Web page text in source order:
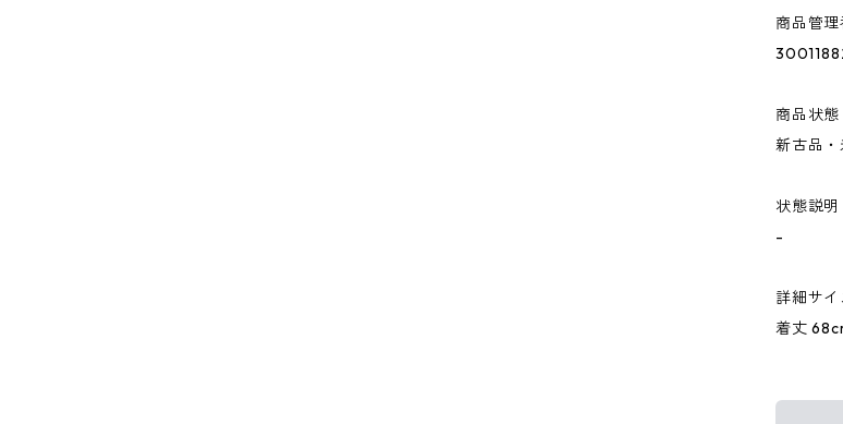
商品管
商品状態
新古品
状態説明
-
詳細サイ
着丈